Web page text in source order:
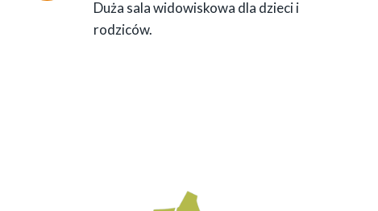
Duża sala widowiskowa dla dzieci i
rodziców.